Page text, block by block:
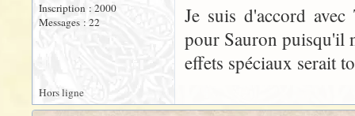
Inscription : 2000
Messages : 22
Je suis d'accord
pour Sauron puisqu'il
effets spéciaux serait
Hors ligne